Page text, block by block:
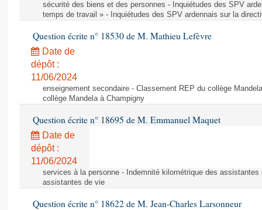
sécurité des biens et des personnes - Inquiétudes des SPV
temps de travail » - Inquiétudes des SPV ardennais sur la
Question écrite n° 18530 de M. Mathieu Lefèvre
Date de
dépôt :
11/06/2024
enseignement secondaire - Classement REP du collège
collège Mandela à Champigny
Question écrite n° 18695 de M. Emmanuel Maquet
Date de
dépôt :
11/06/2024
services à la personne - Indemnité kilométrique des
assistantes de vie
Question écrite n° 18622 de M. Jean-Charles Larsonneur